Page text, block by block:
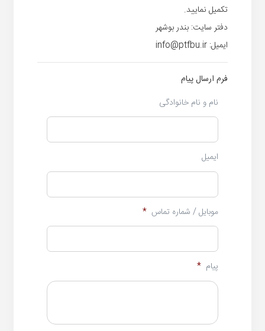
تکمیل نمایید.
دفتر سایت: بندر بوشهر
ایمیل: info@ptfbu.ir
فرم ارسال پیام
نام و نام خانوادگی
ایمیل
موبایل / شماره تماس *
پیام *